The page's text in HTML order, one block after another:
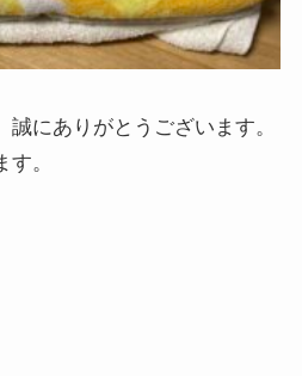
にありがとうございます。
す。